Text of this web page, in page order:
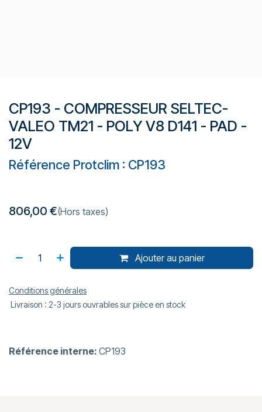
CP193 - COMPRESSEUR SELTEC-
VALEO TM21 - POLY V8 D141 - PAD -
12V
Référence Protclim : CP193
806,00 €(Hors taxes)
Ajouter au panier
Conditions générales
Livraison : 2-3 jours ouvrables sur pièce en stock
Référence interne: CP193